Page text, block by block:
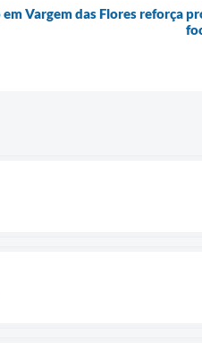
Vargem das Flores reforça